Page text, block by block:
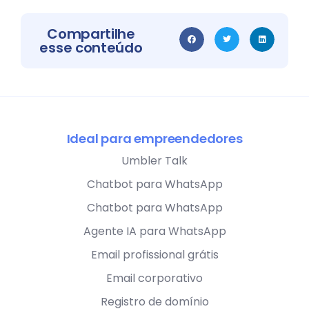
Compartilhe
esse conteúdo
Ideal para empreendedores
Umbler Talk
Chatbot para WhatsApp
Chatbot para WhatsApp
Agente IA para WhatsApp
Email profissional grátis
Email corporativo
Registro de domínio